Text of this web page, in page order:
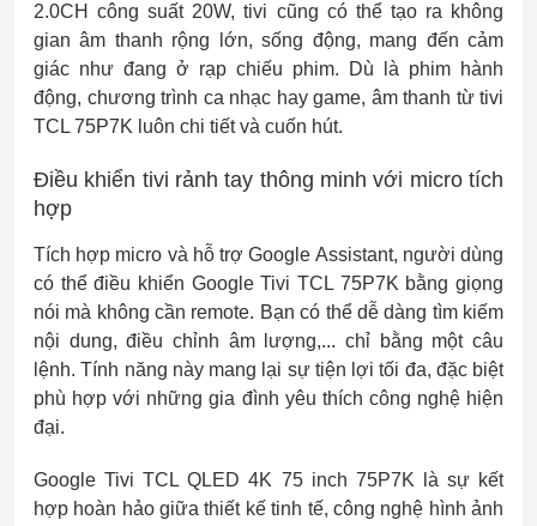
2.0CH công suất 20W, tivi cũng có thể tạo ra không
gian âm thanh rộng lớn, sống động, mang đến cảm
giác như đang ở rạp chiếu phim. Dù là phim hành
động, chương trình ca nhạc hay game, âm thanh từ tivi
TCL 75P7K luôn chi tiết và cuốn hút.
Điều khiển tivi rảnh tay thông minh với micro tích
hợp
Tích hợp micro và hỗ trợ Google Assistant, người dùng
có thể điều khiển Google Tivi TCL 75P7K bằng giọng
nói mà không cần remote. Bạn có thể dễ dàng tìm kiếm
nội dung, điều chỉnh âm lượng,... chỉ bằng một câu
lệnh. Tính năng này mang lại sự tiện lợi tối đa, đặc biệt
phù hợp với những gia đình yêu thích công nghệ hiện
đại.
Google Tivi TCL QLED 4K 75 inch 75P7K là sự kết
hợp hoàn hảo giữa thiết kế tinh tế, công nghệ hình ảnh